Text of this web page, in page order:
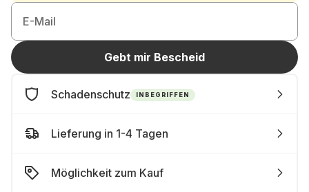
E-Mail
Gebt mir Bescheid
Schadenschutz INBEGRIFFEN
Lieferung in 1-4 Tagen
Möglichkeit zum Kauf